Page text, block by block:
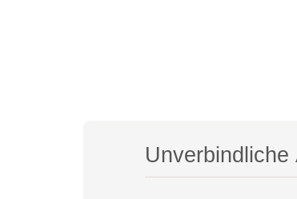
Unverbindliche